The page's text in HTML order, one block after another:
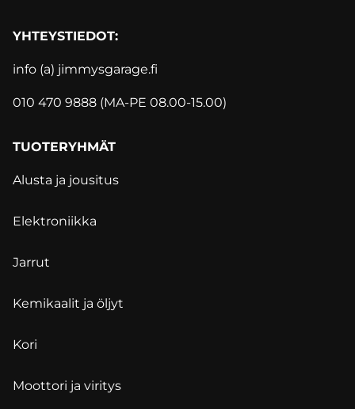
YHTEYSTIEDOT:
info (a) jimmysgarage.fi
010 470 9888 (MA-PE 08.00-15.00)
TUOTERYHMÄT
Alusta ja jousitus
Elektroniikka
Jarrut
Kemikaalit ja öljyt
Kori
Moottori ja viritys